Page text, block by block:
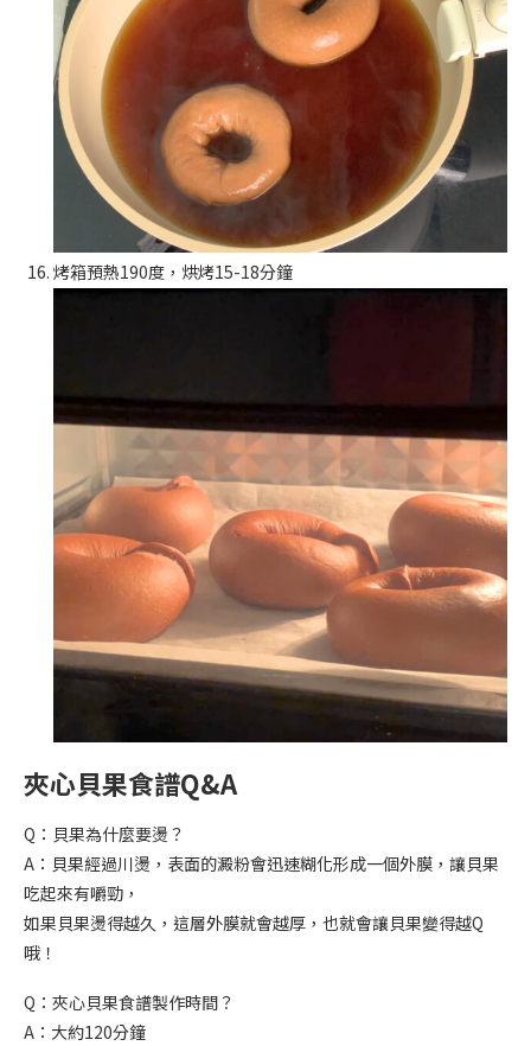
烤箱預熱190度，烘烤15-18分鐘
夾心貝果食譜Q&A
Q：貝果為什麼要燙？
A：貝果經過川燙，表面的澱粉會迅速糊化形成一個外膜，讓貝果
吃起來有嚼勁，
如果貝果燙得越久，這層外膜就會越厚，也就會讓貝果變得越Q
哦！
Q：夾心貝果食譜製作時間？
A：大約120分鐘